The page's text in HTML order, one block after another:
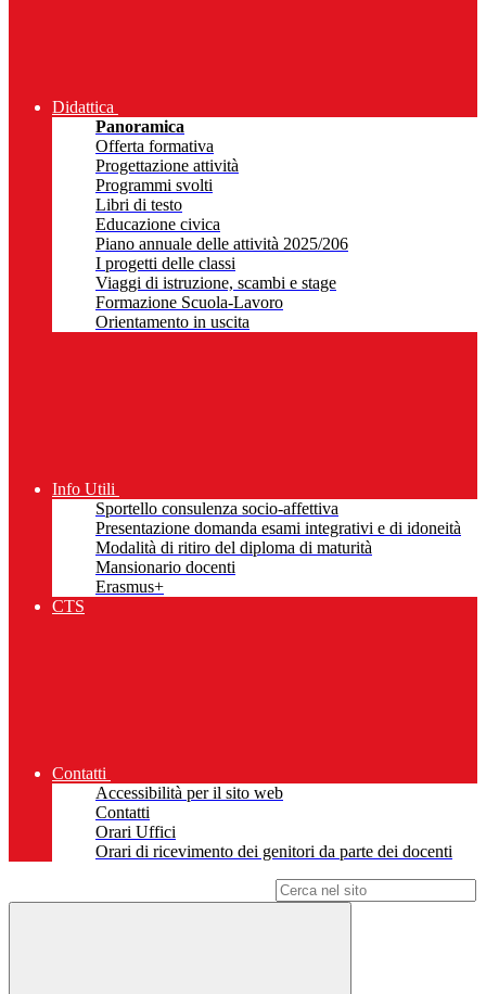
Didattica
Panoramica
Offerta formativa
Progettazione attività
Programmi svolti
Libri di testo
Educazione civica
Piano annuale delle attività 2025/206
I progetti delle classi
Viaggi di istruzione, scambi e stage
Formazione Scuola-Lavoro
Orientamento in uscita
Info Utili
Sportello consulenza socio-affettiva
Presentazione domanda esami integrativi e di idoneità
Modalità di ritiro del diploma di maturità
Mansionario docenti
Erasmus+
CTS
Contatti
Accessibilità per il sito web
Contatti
Orari Uffici
Orari di ricevimento dei genitori da parte dei docenti